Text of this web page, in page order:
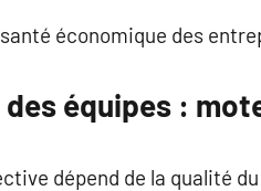
économique des
équipes :
dépend de la qualité